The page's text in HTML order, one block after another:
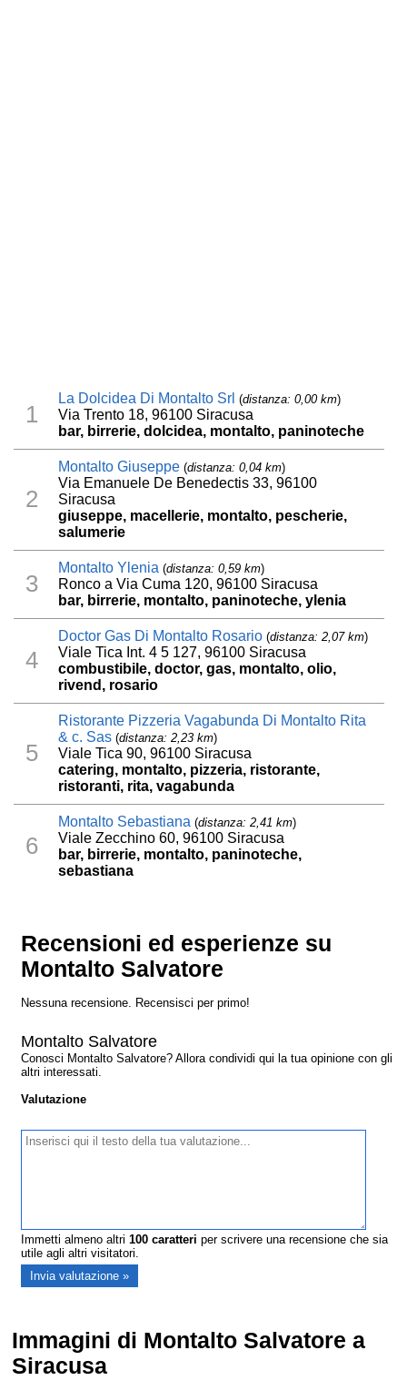
1
La Dolcidea Di Montalto Srl (distanza: 0,00 km)
Via Trento 18, 96100 Siracusa
bar, birrerie, dolcidea, montalto, paninoteche
2
Montalto Giuseppe (distanza: 0,04 km)
Via Emanuele De Benedectis 33, 96100
Siracusa
giuseppe, macellerie, montalto, pescherie,
salumerie
3
Montalto Ylenia (distanza: 0,59 km)
Ronco a Via Cuma 120, 96100 Siracusa
bar, birrerie, montalto, paninoteche, ylenia
4
Doctor Gas Di Montalto Rosario (distanza: 2,07 km)
Viale Tica Int. 4 5 127, 96100 Siracusa
combustibile, doctor, gas, montalto, olio,
rivend, rosario
5
Ristorante Pizzeria Vagabunda Di Montalto Rita
& c. Sas (distanza: 2,23 km)
Viale Tica 90, 96100 Siracusa
catering, montalto, pizzeria, ristorante,
ristoranti, rita, vagabunda
6
Montalto Sebastiana (distanza: 2,41 km)
Viale Zecchino 60, 96100 Siracusa
bar, birrerie, montalto, paninoteche,
sebastiana
Recensioni ed esperienze su
Montalto Salvatore
Nessuna recensione. Recensisci per primo!
Montalto Salvatore
Conosci Montalto Salvatore? Allora condividi qui la tua opinione con gli
altri interessati.
Valutazione
Immetti almeno altri100 caratteri per scrivere una recensione che sia
utile agli altri visitatori.
Immagini di Montalto Salvatore a
Siracusa